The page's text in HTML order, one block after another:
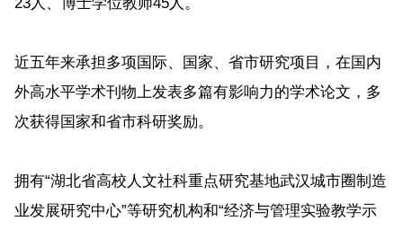
近五年来承担多项国际、国家、省市研究项目，在国内
外高水平学术刊物上发表多篇有影响力的学术论文，多
次获得国家和省市科研奖励。
拥有“湖北省高校人文社科重点研究基地武汉城市圈制造
业发展研究中心”等研究机构和“经济与管理实验教学示